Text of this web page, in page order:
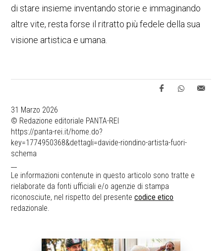
di stare insieme inventando storie e immaginando
altre vite, resta forse il ritratto più fedele della sua
visione artistica e umana.
31 Marzo 2026
© Redazione editoriale PANTA-REI
https://panta-rei.it/home.do?
key=1774950368&dettagli=davide-riondino-artista-fuori-
schema
Le informazioni contenute in questo articolo sono tratte e
rielaborate da fonti ufficiali e/o agenzie di stampa
riconosciute, nel rispetto del presentecodice etico
redazionale.